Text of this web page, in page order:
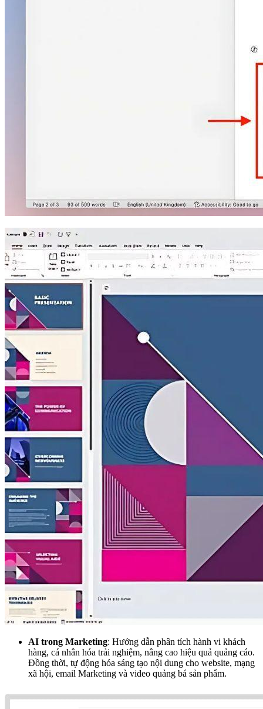
AI trong Marketing: Hướng dẫn phân tích hành vi khách
hàng, cá nhân hóa trải nghiệm, nâng cao hiệu quả quảng cáo.
Đồng thời, tự động hóa sáng tạo nội dung cho website, mạng
xã hội, email Marketing và video quảng bá sản phẩm.